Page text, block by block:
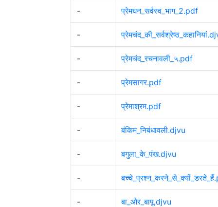
- प्रेमघन_सर्वस्व_भाग_2.pdf
-
- प्रेमचंद_रचनावली_५.pdf
- प्रेमसागर.pdf
- प्रेमाश्रम.pdf
- बंकिम_निबंधावली.djvu
- बगुला_के_पंख.djvu
-
- बा_और_बापू.djvu